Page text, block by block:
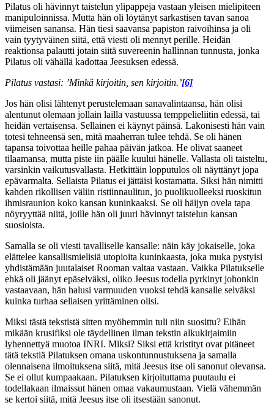
Pilatus oli hävinnyt taistelun ylipappeja vastaan yleisen mielipiteen
manipuloinnissa. Mutta hän oli löytänyt sarkastisen tavan sanoa
viimeisen sanansa. Hän tiesi saavansa papiston raivoihinsa ja oli
vain tyytyväinen siitä, että viesti oli mennyt perille. Heidän
reaktionsa palautti jotain siitä suvereenin hallinnan tunnusta, jonka
Pilatus oli vähällä kadottaa Jeesuksen edessä.
Pilatus vastasi: ’Minkä kirjoitin, sen kirjoitin.’[6]
Jos hän olisi lähtenyt perustelemaan sanavalintaansa, hän olisi
alentunut olemaan jollain lailla vastuussa temppelieliitin edessä, tai
heidän vertaisensa. Sellainen ei käynyt päinsä. Lakonisesti hän vain
totesi tehneensä sen, mitä maaherran tulee tehdä. Se oli hänen
tapansa toivottaa heille pahaa päivän jatkoa. He olivat saaneet
tilaamansa, mutta piste iin päälle kuului hänelle. Vallasta oli taisteltu,
varsinkin vaikutusvallasta. Hetkittäin lopputulos oli näyttänyt jopa
epävarmalta. Sellaista Pilatus ei jättäisi kostamatta. Siksi hän nimitti
kahden rikollisen väliin ristiinnaulitun, jo puolikuolleeksi ruoskitun
ihmisraunion koko kansan kuninkaaksi. Se oli häijyn ovela tapa
nöyryyttää niitä, joille hän oli juuri hävinnyt taistelun kansan
suosioista.
Samalla se oli viesti tavalliselle kansalle: näin käy jokaiselle, joka
elättelee kansallismielisiä utopioita kuninkaasta, joka muka pystyisi
yhdistämään juutalaiset Rooman valtaa vastaan. Vaikka Pilatukselle
ehkä oli jäänyt epäselväksi, oliko Jeesus todella pyrkinyt johonkin
vastaavaan, hän halusi varmuuden vuoksi tehdä kansalle selväksi
kuinka turhaa sellaisen yrittäminen olisi.
Miksi tästä tekstistä sitten myöhemmin tuli niin suosittu? Eihän
mikään krusifiksi ole täydellinen ilman tekstin alkukirjaimiin
lyhennettyä muotoa INRI. Miksi? Siksi että kristityt ovat pitäneet
tätä tekstiä Pilatuksen omana uskontunnustuksena ja samalla
olennaisena ilmoituksena siitä, mitä Jeesus itse oli sanonut olevansa.
Se ei ollut kumpaakaan. Pilatuksen kirjoituttama puutaulu ei
todellakaan ilmaissut hänen omaa vakaumustaan. Vielä vähemmän
se kertoi siitä, mitä Jeesus itse oli itsestään sanonut.